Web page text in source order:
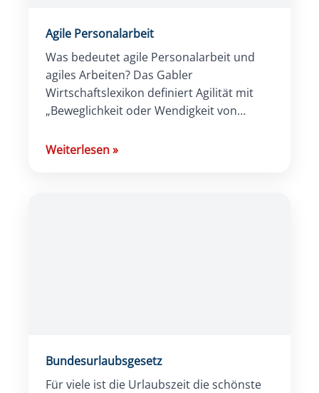
Agile Personalarbeit
Was bedeutet agile Personalarbeit und
agiles Arbeiten? Das Gabler
Wirtschaftslexikon definiert Agilität mit
„Beweglichkeit oder Wendigkeit von
Strukturen und Prozessen“. Ursprünglich
Weiterlesen»
Bundesurlaubsgesetz
Für viele ist die Urlaubszeit die schönste